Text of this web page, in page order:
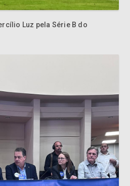
Luz pela Série B do